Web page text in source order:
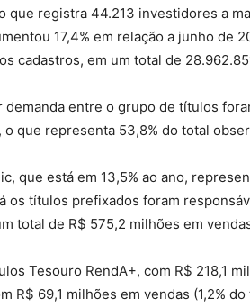
que registra 44.213 investidores a
17,4% em relação a junho de
cadastros, em um total de
demanda entre o grupo de títulos
que representa 53,8% do total
que está em 13,5% ao ano,
os títulos prefixados foram
total de R$ 575,2 milhões em
Tesouro RendA+, com R$ 218,1
R$ 69,1 milhões em vendas (1,2%